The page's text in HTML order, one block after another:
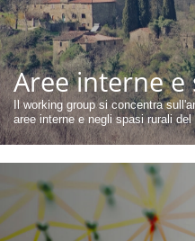
Aree interne
Il working group si concentra
aree interne e negli spasi rurali del